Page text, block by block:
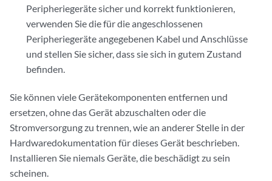
Peripheriegeräte sicher und korrekt funktionieren,
verwenden Sie die für die angeschlossenen
Peripheriegeräte angegebenen Kabel und Anschlüsse
und stellen Sie sicher, dass sie sich in gutem Zustand
befinden.
Sie können viele Gerätekomponenten entfernen und
ersetzen, ohne das Gerät abzuschalten oder die
Stromversorgung zu trennen, wie an anderer Stelle in der
Hardwaredokumentation für dieses Gerät beschrieben.
Installieren Sie niemals Geräte, die beschädigt zu sein
scheinen.